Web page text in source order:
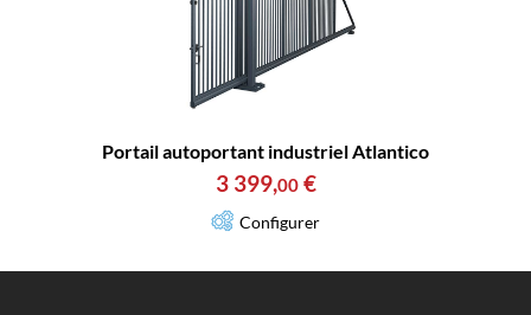
Portail autoportant industriel Atlantico
3 399,00 €
Configurer